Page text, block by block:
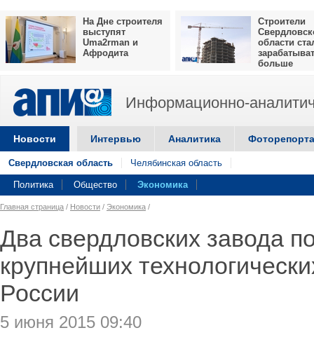
На Дне строителя
выступят
Uma2rman и
Афродита
Строители
области
больше
Информационно-
Новости Интервью Аналитика
Свердловская область Челябинская область
Политика Общество Экономика
Главная страница / Новости / Экономика /
Два свердловских завода
крупнейших
России
5 июня 2015 09:40